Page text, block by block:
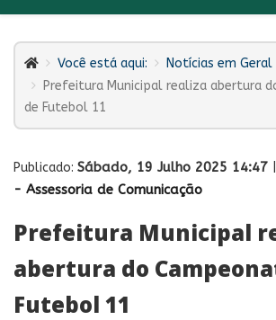
Você está aqui:
Notícias em Geral
Prefeitura Municipal realiza abertura
de Futebol 11
Publicado: Sábado, 19 Julho 2025 14:47
- Assessoria de Comunicação
Prefeitura Municipal
abertura do
Futebol 11